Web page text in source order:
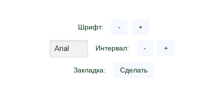
Шрифт: - +
Интервал: - +
Закладка: Сделать